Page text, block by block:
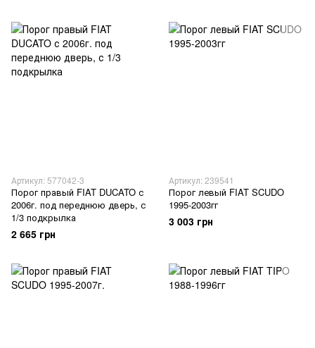
Артикул: 577042-3
Порог правый FIAT DUCATO с
2006г. под переднюю дверь, с
1/3 подкрылка
2 665 грн
Артикул: 239541
Порог левый FIAT SCUDO
1995-2003гг
3 003 грн